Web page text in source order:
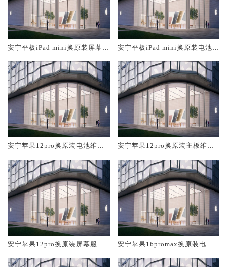
安宁平板iPad mini换原装屏幕服
安宁平板iPad mini换原装电池维
安宁苹果12pro换原装电池维修
安宁苹果12pro换原装主板维修
安宁苹果12pro换原装屏幕服务
安宁苹果16promax换原装电池